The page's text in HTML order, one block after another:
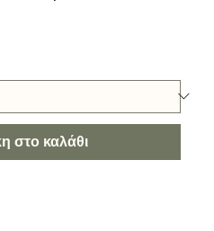
στο καλάθι